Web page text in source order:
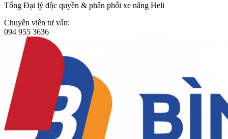
Tổng Đại lý độc quyền & phân phối xe nâng Heli
Chuyên viên tư vấn:
094 955 3636